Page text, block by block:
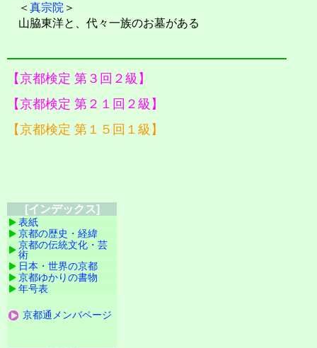
＜ 真宗院 ＞
山脇東洋と、代々一族のお墓がある
【京都検定 第３回２級】
【京都検定 第２１回２級】
【京都検定 第１５回１級】
[インデックス]
表紙
京都の歴史・経緯
京都の伝統文化・芸
術
日本・世界の京都
京都ゆかりの書物
年号表
京都通メンバページ